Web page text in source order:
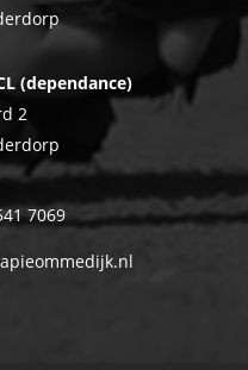
(dependance)
2
7069